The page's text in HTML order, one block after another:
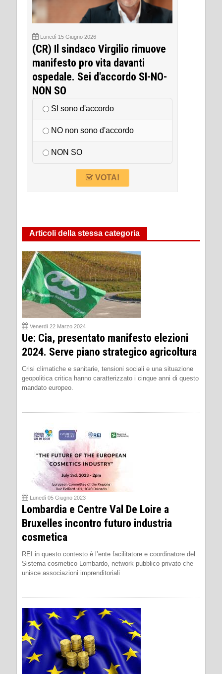
Lunedì 15 Giugno 2026
(CR) Il sindaco Virgilio rimuove
manifesto pro vita davanti
ospedale. Sei d'accordo SI-NO-
NON SO
SI sono d'accordo
NO non sono d'accordo
NON SO
VOTA!
Articoli della stessa categoria
Venerdì 22 Marzo 2024
Ue: Cia, presentato manifesto elezioni
2024. Serve piano strategico agricoltura
Crisi climatiche e sanitarie, tensioni sociali e una situazione
geopolitica critica hanno caratterizzato i cinque anni di questo
mandato europeo.
Lunedì 05 Giugno 2023
Lombardia e Centre Val De Loire a
Bruxelles incontro futuro industria
cosmetica
REI in questo contesto è l’ente facilitatore e coordinatore del
Sistema cosmetico Lombardo, network pubblico privato che
unisce associazioni imprenditoriali